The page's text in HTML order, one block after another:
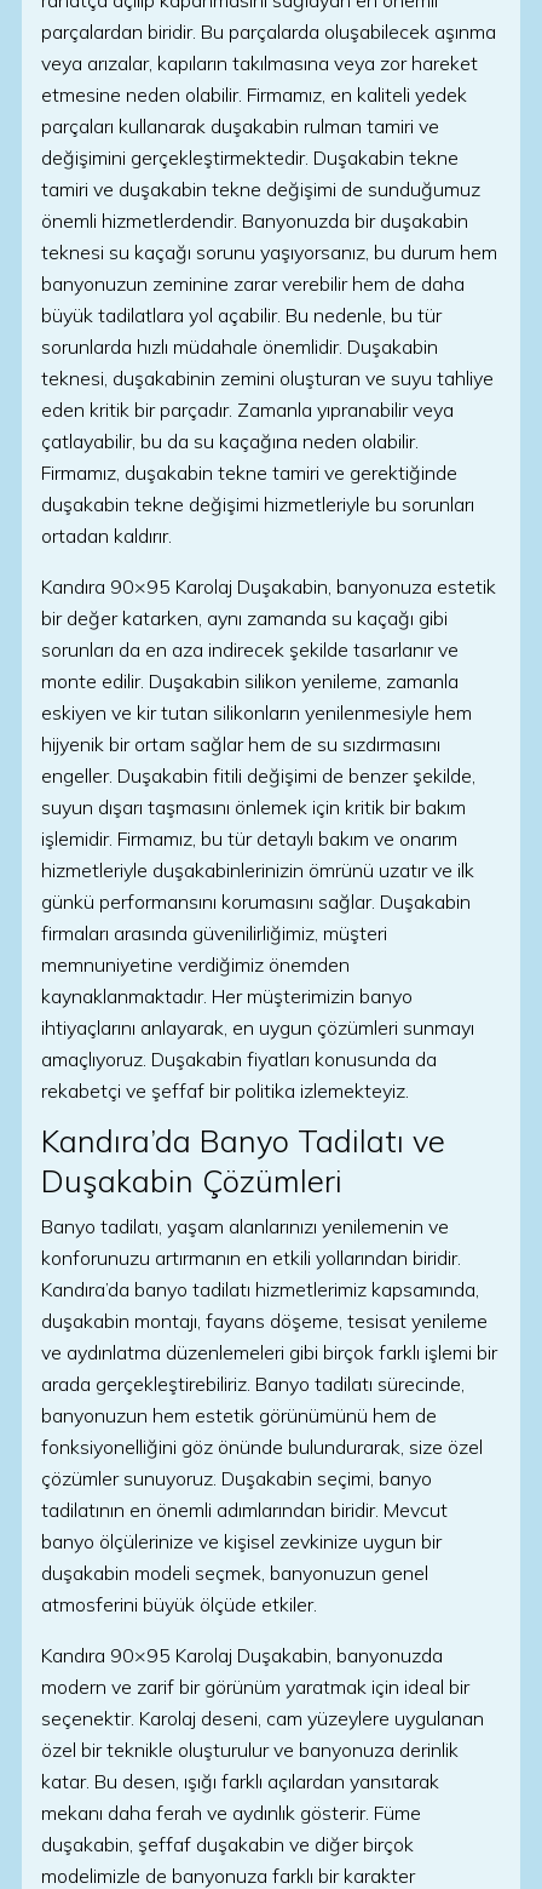
parçalardan biridir. Bu parçalarda oluşabilecek aşınma
veya arızalar, kapıların takılmasına veya zor hareket
etmesine neden olabilir. Firmamız, en kaliteli yedek
parçaları kullanarak duşakabin rulman tamiri ve
değişimini gerçekleştirmektedir. Duşakabin tekne
tamiri ve duşakabin tekne değişimi de sunduğumuz
önemli hizmetlerdendir. Banyonuzda bir duşakabin
teknesi su kaçağı sorunu yaşıyorsanız, bu durum hem
banyonuzun zeminine zarar verebilir hem de daha
büyük tadilatlara yol açabilir. Bu nedenle, bu tür
sorunlarda hızlı müdahale önemlidir. Duşakabin
teknesi, duşakabinin zemini oluşturan ve suyu tahliye
eden kritik bir parçadır. Zamanla yıpranabilir veya
çatlayabilir, bu da su kaçağına neden olabilir.
Firmamız, duşakabin tekne tamiri ve gerektiğinde
duşakabin tekne değişimi hizmetleriyle bu sorunları
ortadan kaldırır.
Kandıra 90×95 Karolaj Duşakabin, banyonuza estetik
bir değer katarken, aynı zamanda su kaçağı gibi
sorunları da en aza indirecek şekilde tasarlanır ve
monte edilir. Duşakabin silikon yenileme, zamanla
eskiyen ve kir tutan silikonların yenilenmesiyle hem
hijyenik bir ortam sağlar hem de su sızdırmasını
engeller. Duşakabin fitili değişimi de benzer şekilde,
suyun dışarı taşmasını önlemek için kritik bir bakım
işlemidir. Firmamız, bu tür detaylı bakım ve onarım
hizmetleriyle duşakabinlerinizin ömrünü uzatır ve ilk
günkü performansını korumasını sağlar. Duşakabin
firmaları arasında güvenilirliğimiz, müşteri
memnuniyetine verdiğimiz önemden
kaynaklanmaktadır. Her müşterimizin banyo
ihtiyaçlarını anlayarak, en uygun çözümleri sunmayı
amaçlıyoruz. Duşakabin fiyatları konusunda da
rekabetçi ve şeffaf bir politika izlemekteyiz.
Kandıra’da Banyo Tadilatı ve
Duşakabin Çözümleri
Banyo tadilatı, yaşam alanlarınızı yenilemenin ve
konforunuzu artırmanın en etkili yollarından biridir.
Kandıra’da banyo tadilatı hizmetlerimiz kapsamında,
duşakabin montajı, fayans döşeme, tesisat yenileme
ve aydınlatma düzenlemeleri gibi birçok farklı işlemi bir
arada gerçekleştirebiliriz. Banyo tadilatı sürecinde,
banyonuzun hem estetik görünümünü hem de
fonksiyonelliğini göz önünde bulundurarak, size özel
çözümler sunuyoruz. Duşakabin seçimi, banyo
tadilatının en önemli adımlarından biridir. Mevcut
banyo ölçülerinize ve kişisel zevkinize uygun bir
duşakabin modeli seçmek, banyonuzun genel
atmosferini büyük ölçüde etkiler.
Kandıra 90×95 Karolaj Duşakabin, banyonuzda
modern ve zarif bir görünüm yaratmak için ideal bir
seçenektir. Karolaj deseni, cam yüzeylere uygulanan
özel bir teknikle oluşturulur ve banyonuza derinlik
katar. Bu desen, ışığı farklı açılardan yansıtarak
mekanı daha ferah ve aydınlık gösterir. Füme
duşakabin, şeffaf duşakabin ve diğer birçok
modelimizle de banyonuza farklı bir karakter